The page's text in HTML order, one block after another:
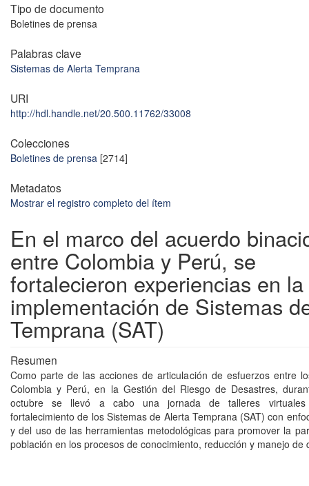
Tipo de documento
Boletines de prensa
Palabras clave
Sistemas de Alerta Temprana
URI
http://hdl.handle.net/20.500.11762/33008
Colecciones
Boletines de prensa [2714]
Metadatos
Mostrar el registro completo del ítem
En el marco del acuerdo
entre Colombia y Perú, se
fortalecieron experiencias en la
implementación de Sistemas
Temprana (SAT)
Resumen
Como parte de las acciones de articulación de esfuerzos entre
Colombia y Perú, en la Gestión del Riesgo de Desastres,
octubre se llevó a cabo una jornada de talleres virtuales
fortalecimiento de los Sistemas de Alerta Temprana (SAT) con
y del uso de las herramientas metodológicas para promover la
población en los procesos de conocimiento, reducción y manejo de